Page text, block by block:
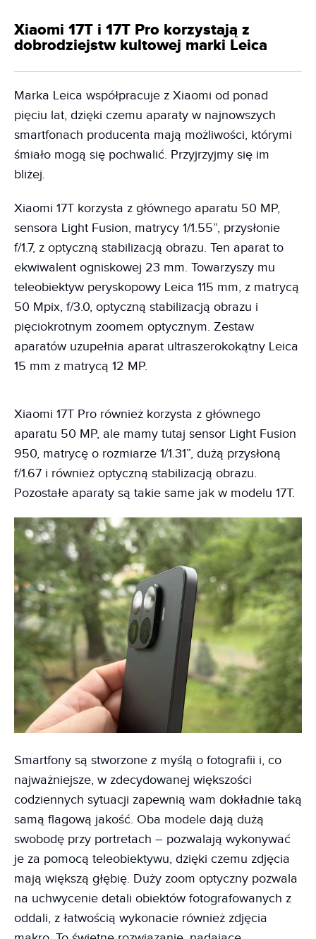
Xiaomi 17T i 17T Pro korzystają z
dobrodziejstw kultowej marki Leica
Marka Leica współpracuje z Xiaomi od ponad
pięciu lat, dzięki czemu aparaty w najnowszych
smartfonach producenta mają możliwości, którymi
śmiało mogą się pochwalić. Przyjrzyjmy się im
bliżej.
Xiaomi 17T korzysta z głównego aparatu 50 MP,
sensora Light Fusion, matrycy 1/1.55”, przysłonie
f/1.7, z optyczną stabilizacją obrazu. Ten aparat to
ekwiwalent ogniskowej 23 mm. Towarzyszy mu
teleobiektyw peryskopowy Leica 115 mm, z matrycą
50 Mpix, f/3.0, optyczną stabilizacją obrazu i
pięciokrotnym zoomem optycznym. Zestaw
aparatów uzupełnia aparat ultraszerokokątny Leica
15 mm z matrycą 12 MP.
Xiaomi 17T Pro również korzysta z głównego
aparatu 50 MP, ale mamy tutaj sensor Light Fusion
950, matrycę o rozmiarze 1/1.31”, dużą przysłoną
f/1.67 i również optyczną stabilizacją obrazu.
Pozostałe aparaty są takie same jak w modelu 17T.
Smartfony są stworzone z myślą o fotografii i, co
najważniejsze, w zdecydowanej większości
codziennych sytuacji zapewnią wam dokładnie taką
samą flagową jakość. Oba modele dają dużą
swobodę przy portretach – pozwalają wykonywać
je za pomocą teleobiektywu, dzięki czemu zdjęcia
mają większą głębię. Duży zoom optyczny pozwala
na uchwycenie detali obiektów fotografowanych z
oddali, z łatwością wykonacie również zdjęcia